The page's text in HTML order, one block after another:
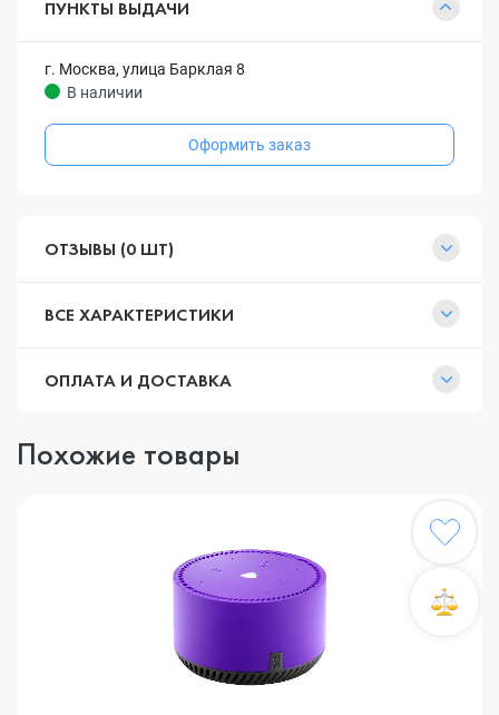
ПУНКТЫ ВЫДАЧИ
г. Москва, улица Барклая 8
В наличии
Оформить заказ
ОТЗЫВЫ (0 ШТ)
ВСЕ ХАРАКТЕРИСТИКИ
ОПЛАТА И ДОСТАВКА
Похожие товары